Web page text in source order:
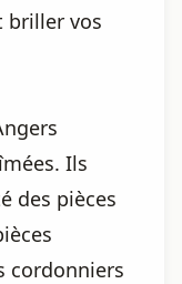
briller vos
Ils
des pièces
cordonniers